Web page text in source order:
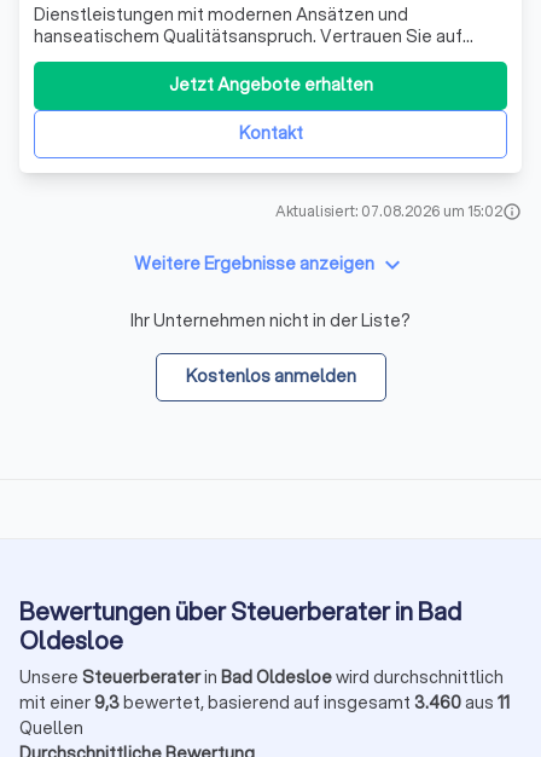
Dienstleistungen mit modernen Ansätzen und
hanseatischem Qualitätsanspruch. Vertrauen Sie auf
unsere Expertise für Ihre finanzielle Sicherheit.
Kontakt
Jetzt Angebote erhalten
Aktualisiert: 07.08.2026 um 15:02info
Weitere Ergebnisse anzeigen keyboard_arrow_down
Ihr Unternehmen nicht in der Liste?
Kostenlos anmelden
Bewertungen über Steuerberater in Bad
Oldesloe
Unsere Steuerberaterin Bad Oldesloewird durchschnittlich
mit einer9,3bewertet, basierend auf insgesamt 3.460aus 11
Quellen